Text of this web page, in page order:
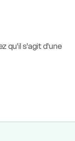
qu'il s'agit d'une